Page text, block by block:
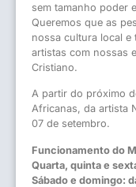
sem tamanho poder
Queremos que as
nossa cultura local e
artistas com nossas
Cristiano.
A partir do próximo
Africanas, da artista
07 de setembro.
Funcionamento do
Quarta, quinta e
Sábado e domingo: